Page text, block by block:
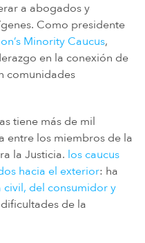
a abogados y
Como presidente
Minority Caucus,
en la conexión de
comunidades
tiene más de mil
entre los miembros de la
la Justicia. los caucus
hacia el exterior: ha
del consumidor y
de la